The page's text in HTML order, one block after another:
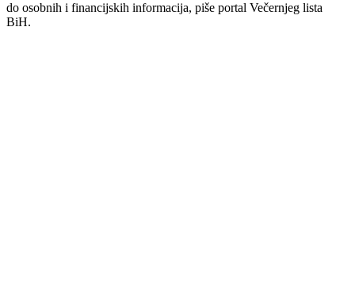
do osobnih i financijskih informacija, piše portal Večernjeg lista
BiH.